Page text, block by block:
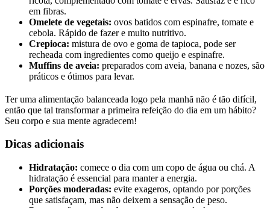
em fibras.
Omelete de vegetais: ovos batidos com espinafre, tomate e
cebola. Rápido de fazer e muito nutritivo.
Crepioca: mistura de ovo e goma de tapioca, pode ser
recheada com ingredientes como queijo e espinafre.
Muffins de aveia: preparados com aveia, banana e nozes, são
práticos e ótimos para levar.
Ter uma alimentação balanceada logo pela manhã não é tão difícil,
então que tal transformar a primeira refeição do dia em um hábito?
Seu corpo e sua mente agradecem!
Dicas adicionais
Hidratação: comece o dia com um copo de água ou chá. A
hidratação é essencial para manter a energia.
Porções moderadas: evite exageros, optando por porções
que satisfaçam, mas não deixem a sensação de peso.